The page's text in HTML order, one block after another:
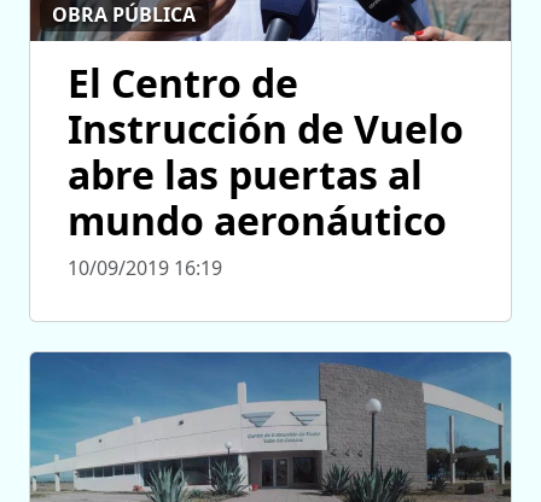
OBRA PÚBLICA
El Centro de
Instrucción de Vuelo
abre las puertas al
mundo aeronáutico
10/09/2019 16:19